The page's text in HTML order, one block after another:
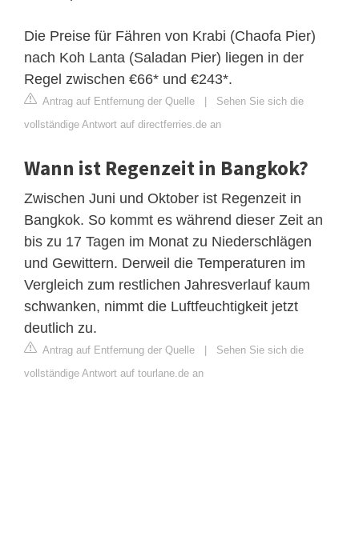
Die Preise für Fähren von Krabi (Chaofa Pier)
nach Koh Lanta (Saladan Pier) liegen in der
Regel zwischen €66* und €243*.
Antrag auf Entfernung der Quelle | Sehen Sie sich die
vollständige Antwort auf directferries.de an
Wann ist Regenzeit in Bangkok?
Zwischen Juni und Oktober ist Regenzeit in
Bangkok. So kommt es während dieser Zeit an
bis zu 17 Tagen im Monat zu Niederschlägen
und Gewittern. Derweil die Temperaturen im
Vergleich zum restlichen Jahresverlauf kaum
schwanken, nimmt die Luftfeuchtigkeit jetzt
deutlich zu.
Antrag auf Entfernung der Quelle | Sehen Sie sich die
vollständige Antwort auf tourlane.de an